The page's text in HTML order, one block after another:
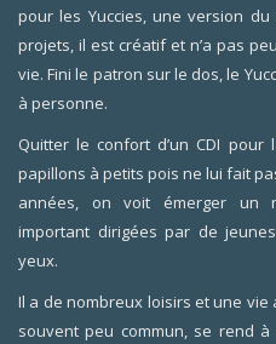
pour les Yuccies, une version
projets, il est créatif et n’a pas
vie. Fini le patron sur le dos, le
à personne.
Quitter le confort d’un CDI
papillons à petits pois ne lui fait
années, on voit émerger un
important dirigées par de
yeux.
Il a de nombreux loisirs et une
souvent peu commun, se rend